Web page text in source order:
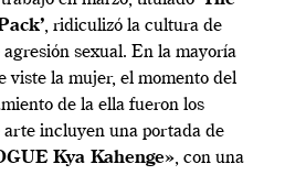
, ridiculizó la cultura de
sexual. En la mayoría
viste la mujer, el momento del
de la ella fueron los
arte incluyen una portada de
Kya Kahenge», con una